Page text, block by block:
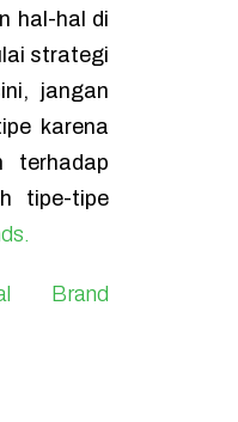
hal-hal di
strategi
jangan
karena
terhadap
tipe-tipe
Brand